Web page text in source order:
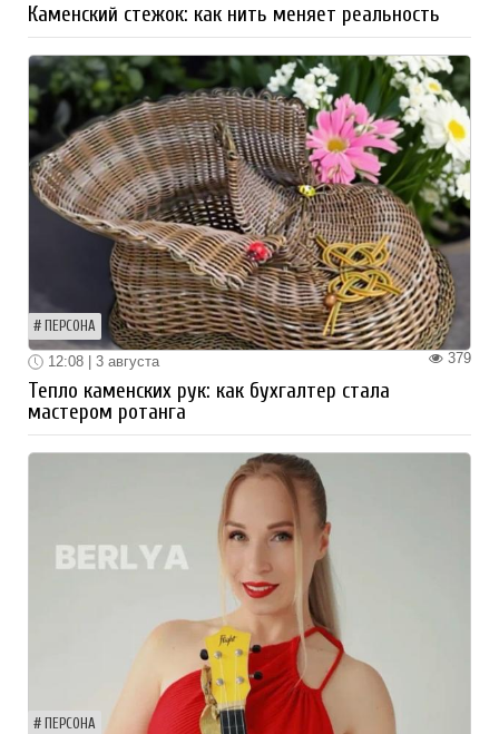
Каменский стежок: как нить меняет реальность
ПЕРСОНА
379
12:08 | 3 августа
Тепло каменских рук: как бухгалтер стала
мастером ротанга
ПЕРСОНА